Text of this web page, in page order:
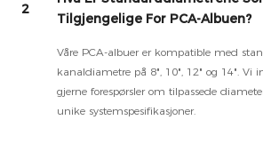
2
Tilgjengelige For PCA-Albuen?
Våre PCA-albuer er kompatible med
kanaldiametre på 8", 10", 12" og 14". Vi
gjerne forespørsler om tilpassede
unike systemspesifikasjoner.